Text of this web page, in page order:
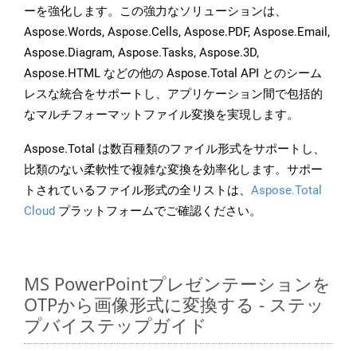
ーを強化します。この強力なソリューションは、
Aspose.Words, Aspose.Cells, Aspose.PDF, Aspose.Email,
Aspose.Diagram, Aspose.Tasks, Aspose.3D,
Aspose.HTML などの他の Aspose.Total API とのシーム
レスな統合をサポートし、アプリケーション間で包括的
なマルチフォーマットファイル変換を実現します。
Aspose.Total は数百種類のファイル形式をサポートし、
比類のない柔軟性で複雑な変換を効率化します。サポー
トされているファイル形式の全リストは、 Aspose.Total
Cloud プラットフォームでご確認ください。
MS PowerPointプレゼンテーションを
OTPから画像形式に変換する - ステッ
プバイステップガイド